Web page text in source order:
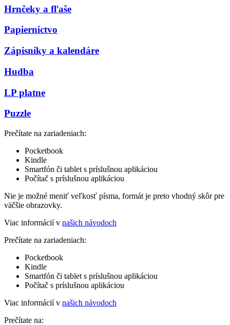
Hrnčeky a fľaše
Papiernictvo
Zápisníky a kalendáre
Hudba
LP platne
Puzzle
Prečítate na zariadeniach:
Pocketbook
Kindle
Smartfón či tablet s príslušnou aplikáciou
Počítač s príslušnou aplikáciou
Nie je možné meniť veľkosť písma, formát je preto vhodný skôr pre
väčšie obrazovky.
Viac informácií v našich návodoch
Prečítate na zariadeniach:
Pocketbook
Kindle
Smartfón či tablet s príslušnou aplikáciou
Počítač s príslušnou aplikáciou
Viac informácií v našich návodoch
Prečítate na: